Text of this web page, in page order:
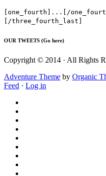
[one_fourth]...[/
[/three_fourth_last]
OUR TWEETS (Go here)
Copyright © 2014 · All Rights
Adventure Theme by Organic
Feed · Log in